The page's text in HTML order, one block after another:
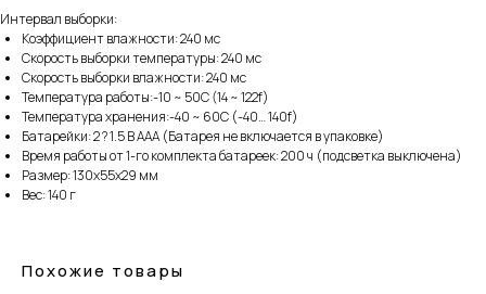
Интервал выборки:
Коэффициент влажности: 240 мс
Скорость выборки температуры: 240 мс
Скорость выборки влажности: 240 мс
Температура работы:-10 ~ 50C (14 ~ 122f)
Температура хранения:-40 ~ 60С (-40… 140f)
Батарейки: 2 ? 1.5 В ААА (Батарея не включается в упаковке)
Время работы от 1-го комплекта батареек: 200 ч (подсветка выключена)
Размер: 130х55х29 мм
Вес: 140 г
Похожие товары